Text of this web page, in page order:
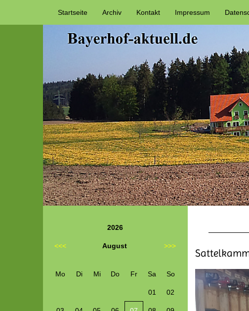
Startseite Archiv Kontakt Impressum
2026
<<< August >>>
Mo Di Mi Do Fr Sa So
01 02